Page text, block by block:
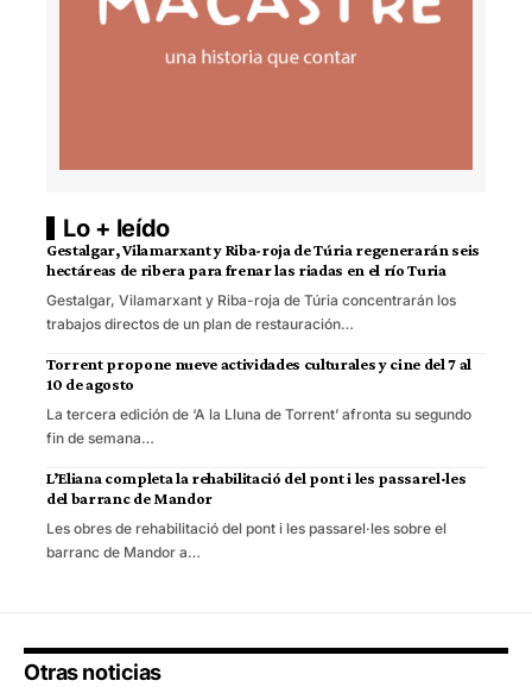
Lo + leído
Gestalgar, Vilamarxant y Riba-roja de Túria regenerarán seis
hectáreas de ribera para frenar las riadas en el río Turia
Gestalgar, Vilamarxant y Riba-roja de Túria concentrarán los
trabajos directos de un plan de restauración…
Torrent propone nueve actividades culturales y cine del 7 al
10 de agosto
La tercera edición de ‘A la Lluna de Torrent’ afronta su segundo
fin de semana…
L’Eliana completa la rehabilitació del pont i les passarel·les
del barranc de Mandor
Les obres de rehabilitació del pont i les passarel·les sobre el
barranc de Mandor a…
Otras noticias